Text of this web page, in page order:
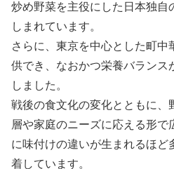
炒め野菜を主役にした日本独自
しまれています。
さらに、東京を中心とした町中
供でき、なおかつ栄養バランス
しました。
戦後の食文化の変化とともに、
層や家庭のニーズに応える形で
に味付けの違いが生まれるほど
着しています。